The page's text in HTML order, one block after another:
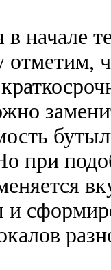
начале
отметим,
при